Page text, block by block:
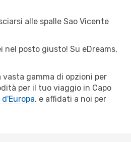
alle spalle Sao Vicente
posto giusto! Su eDreams,
gamma di opzioni per
per il tuo viaggio in Capo
, e affidati a noi per